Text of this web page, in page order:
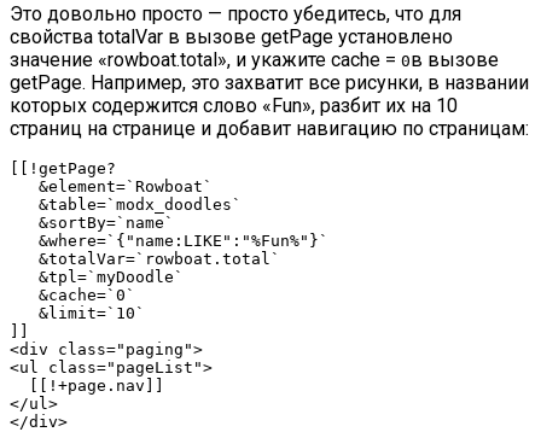
Это довольно просто — просто убедитесь, что для
свойства totalVar в вызове getPage установлено
значение «rowboat.total», и укажите cache = 0в вызове
getPage. Например, это захватит все рисунки, в названии
которых содержится слово «Fun», разбит их на 10
страниц на странице и добавит навигацию по страницам:
[ [ ! getPage?
&element=`Rowboat`
&table=`modx_doodles`
&sortBy=`name`
&where=`{"name:LIKE":"%Fun%"}`
&totalVar=`rowboat.total`
&tpl =`myDoodle`
&cache=`0`
&limit=`10`
] ]
<div class="paging">
<ul class="pageList">
[ [ ! +page . nav ] ]
</ul >
</div>